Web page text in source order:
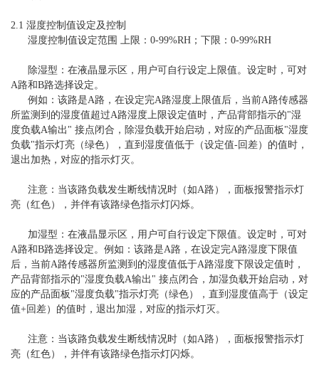
2.1 湿度控制值设定及控制
湿度控制值设定范围 上限：0-99%RH；下限：0-99%RH
除湿型：在液晶显示区，用户可自行设定上限值。设定时，可对
A路和B路选择设定。
例如：该路是A路，在设定完A路湿度上限值后，当前A路传感器
所监测到的湿度值超过A路湿度上限设定值时，产品背部指示的"湿
度负载A输出" 接点闭合，除湿负载开始启动，对应的产品面板"湿度
负载"指示灯亮（绿色），直到湿度值低于（设定值-回差）的值时，
退出加热，对应的指示灯灭。
注意：当该路负载发生断线情况时（如A路），面板报警指示灯
亮（红色），并伴有该路绿色指示灯闪烁。
加湿型：在液晶显示区，用户可自行设定下限值。设定时，可对
A路和B路选择设定。例如：该路是A路，在设定完A路湿度下限值
后，当前A路传感器所监测到的湿度值低于A路湿度下限设定值时，
产品背部指示的"湿度负载A输出" 接点闭合，加湿负载开始启动，对
应的产品面板"湿度负载"指示灯亮（绿色），直到湿度值高于（设定
值+回差）的值时，退出加湿，对应的指示灯灭。
注意：当该路负载发生断线情况时（如A路），面板报警指示灯
亮（红色），并伴有该路绿色指示灯闪烁。